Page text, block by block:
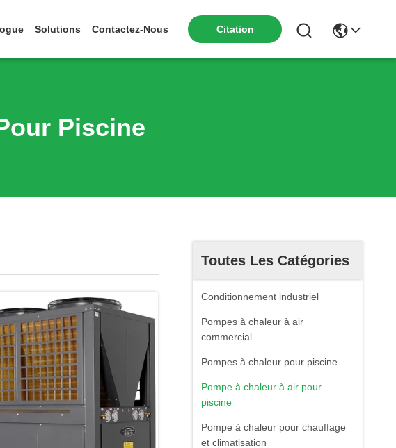
Solutions Contactez-Nous Citation
Piscine
Toutes Les Catégories
Conditionnement industriel
Pompes à chaleur à air
commercial
Pompes à chaleur pour piscine
Pompe à chaleur à air pour
piscine
Pompe à chaleur pour chauffage
et climatisation